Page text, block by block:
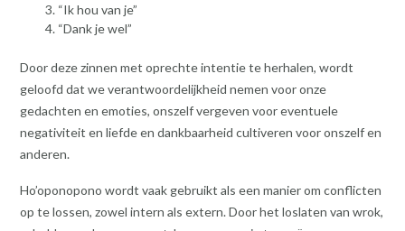
“Ik hou van je”
“Dank je wel”
Door deze zinnen met oprechte intentie te herhalen, wordt
geloofd dat we verantwoordelijkheid nemen voor onze
gedachten en emoties, onszelf vergeven voor eventuele
negativiteit en liefde en dankbaarheid cultiveren voor onszelf en
anderen.
Ho’oponopono wordt vaak gebruikt als een manier om conflicten
op te lossen, zowel intern als extern. Door het loslaten van wrok,